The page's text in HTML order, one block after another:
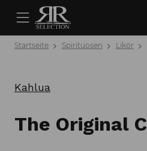
Startseite Spirituosen Likör
Kahlua
The Original